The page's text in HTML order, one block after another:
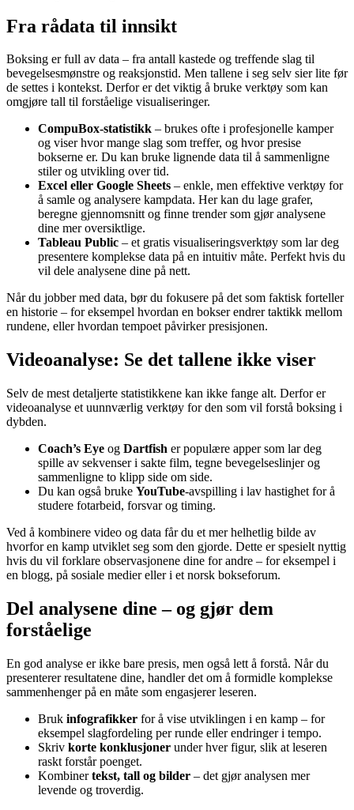
Fra rådata til innsikt
Boksing er full av data – fra antall kastede og treffende slag til
bevegelsesmønstre og reaksjonstid. Men tallene i seg selv sier lite før
de settes i kontekst. Derfor er det viktig å bruke verktøy som kan
omgjøre tall til forståelige visualiseringer.
CompuBox-statistikk – brukes ofte i profesjonelle kamper
og viser hvor mange slag som treffer, og hvor presise
bokserne er. Du kan bruke lignende data til å sammenligne
stiler og utvikling over tid.
Excel eller Google Sheets – enkle, men effektive verktøy for
å samle og analysere kampdata. Her kan du lage grafer,
beregne gjennomsnitt og finne trender som gjør analysene
dine mer oversiktlige.
Tableau Public – et gratis visualiseringsverktøy som lar deg
presentere komplekse data på en intuitiv måte. Perfekt hvis du
vil dele analysene dine på nett.
Når du jobber med data, bør du fokusere på det som faktisk forteller
en historie – for eksempel hvordan en bokser endrer taktikk mellom
rundene, eller hvordan tempoet påvirker presisjonen.
Videoanalyse: Se det tallene ikke viser
Selv de mest detaljerte statistikkene kan ikke fange alt. Derfor er
videoanalyse et uunnværlig verktøy for den som vil forstå boksing i
dybden.
Coach’s Eye og Dartfish er populære apper som lar deg
spille av sekvenser i sakte film, tegne bevegelseslinjer og
sammenligne to klipp side om side.
Du kan også bruke YouTube-avspilling i lav hastighet for å
studere fotarbeid, forsvar og timing.
Ved å kombinere video og data får du et mer helhetlig bilde av
hvorfor en kamp utviklet seg som den gjorde. Dette er spesielt nyttig
hvis du vil forklare observasjonene dine for andre – for eksempel i
en blogg, på sosiale medier eller i et norsk bokseforum.
Del analysene dine – og gjør dem
forståelige
En god analyse er ikke bare presis, men også lett å forstå. Når du
presenterer resultatene dine, handler det om å formidle komplekse
sammenhenger på en måte som engasjerer leseren.
Bruk infografikker for å vise utviklingen i en kamp – for
eksempel slagfordeling per runde eller endringer i tempo.
Skriv korte konklusjoner under hver figur, slik at leseren
raskt forstår poenget.
Kombinertekst, tall og bilder – det gjør analysen mer
levende og troverdig.